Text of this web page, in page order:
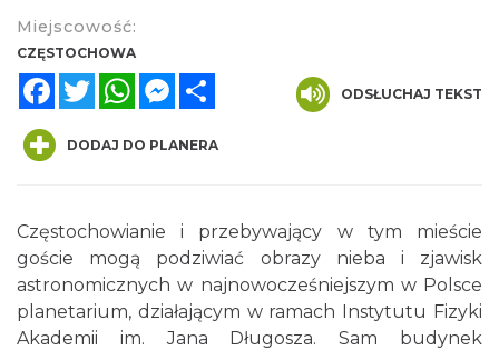
Miejscowość:
CZĘSTOCHOWA
FacebookTwitterWhatsAppMessenger
ODSŁUCHAJ TEKST
DODAJ DO PLANERA
Częstochowianie i przebywający w tym mieście
goście mogą podziwiać obrazy nieba i zjawisk
astronomicznych w najnowocześniejszym w Polsce
planetarium, działającym w ramach Instytutu Fizyki
Akademii im. Jana Długosza. Sam budynek